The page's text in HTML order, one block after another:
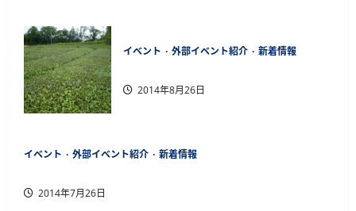
イベント 外部イベント紹介 新着情報
2014年8月26日
イベント 外部イベント紹介 新着情報
2014年7月26日